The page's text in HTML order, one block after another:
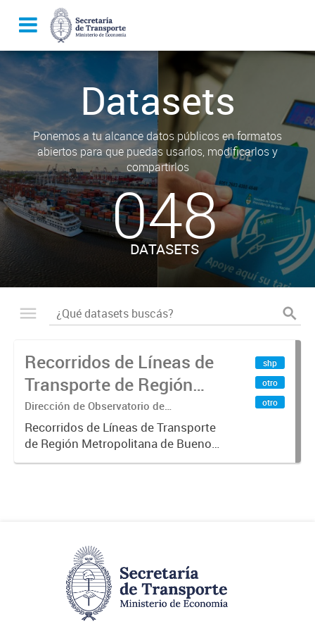
Datasets
Ponemos a tu alcance datos públicos en formatos
abiertos para que puedas usarlos, modificarlos y
compartirlos
048
DATASETS
Recorridos de Líneas de
Transporte de Región
Metropolitana de
Buenos Aires (RMBA)
Dirección de Observatorio de
Transporte, Estudio y Sistemas
Recorridos de Líneas de Transporte
de Región Metropolitana de Buenos
Aires (RMBA).-
shp
otro
otro